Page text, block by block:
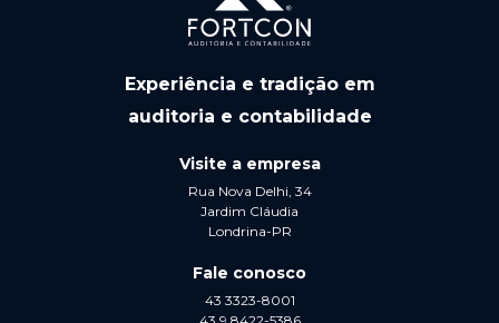
Experiência e tradição em
auditoria e contabilidade
Visite a empresa
Rua Nova Delhi, 34
Jardim Cláudia
Londrina-PR
Fale conosco
43 3323-8001